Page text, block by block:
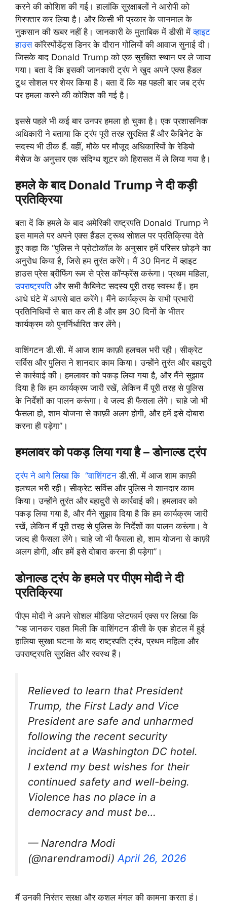
करने की कोशिश की गई। हालांकि सुरक्षाबलों ने आरोपी को
गिरफ्तार कर लिया है। और किसी भी प्रकार के जानमाल के
नुकसान की खबर नहीं है। जानकारी के मुताबिक में डीसी मेंव्हाइट
हाउसकॉरेस्पोंडेंट्स डिनर के दौरान गोलियों की आवाज सुनाई दी।
जिसके बाद Donald Trump को एक सुरक्षित स्थान पर ले जाया
गया। बता दें कि इसकी जानकारी ट्रंप ने खुद अपने एक्स हैंडल
टू्थ सोशल पर शेयर किया है। बता दें कि यह पहली बार जब ट्रंप
पर हमला करने की कोशिश की गई है।
इससे पहले भी कई बार उनपर हमला हो चुका है। एक प्रशासनिक
अधिकारी ने बताया कि ट्रंप पूरी तरह सुरक्षित हैं और कैबिनेट के
सदस्य भी ठीक हैं. वहीं, मौके पर मौजूद अधिकारियों के रेडियो
मैसेज के अनुसार एक संदिग्ध शूटर को हिरासत में ले लिया गया है।
हमले के बाद Donald Trump ने दी कड़ी
प्रतिक्रिया
बता दें कि हमले के बाद अमेरिकी राष्ट्रपति Donald Trump ने
इस मामले पर अपने एक्स हैंडल ट्रूथ सोशल पर प्रतिक्रिया देते
हुए कहा कि “पुलिस ने प्रोटोकॉल के अनुसार हमें परिसर छोड़ने का
अनुरोध किया है, जिसे हम तुरंत करेंगे। मैं 30 मिनट में व्हाइट
हाउस प्रेस ब्रीफिंग रूम से प्रेस कॉन्फ्रेंस करूंगा। प्रथम महिला,
उपराष्ट्रपति और सभी कैबिनेट सदस्य पूरी तरह स्वस्थ हैं। हम
आधे घंटे में आपसे बात करेंगे। मैंने कार्यक्रम के सभी प्रभारी
प्रतिनिधियों से बात कर ली है और हम 30 दिनों के भीतर
कार्यक्रम को पुनर्निर्धारित कर लेंगे।
वाशिंगटन डी.सी. में आज शाम काफ़ी हलचल भरी रही। सीक्रेट
सर्विस और पुलिस ने शानदार काम किया। उन्होंने तुरंत और बहादुरी
से कार्रवाई की। हमलावर को पकड़ लिया गया है, और मैंने सुझाव
दिया है कि हम कार्यक्रम जारी रखें, लेकिन मैं पूरी तरह से पुलिस
के निर्देशों का पालन करूंगा। वे जल्द ही फैसला लेंगे। चाहे जो भी
फैसला हो, शाम योजना से काफ़ी अलग होगी, और हमें इसे दोबारा
करना ही पड़ेगा”।
हमलावर को पकड़ लिया गया है – डोनाल्ड ट्रंप
ट्रंप ने आगे लिखा कि “वाशिंगटन डी.सी. में आज शाम काफ़ी
हलचल भरी रही। सीक्रेट सर्विस और पुलिस ने शानदार काम
किया। उन्होंने तुरंत और बहादुरी से कार्रवाई की। हमलावर को
पकड़ लिया गया है, और मैंने सुझाव दिया है कि हम कार्यक्रम जारी
रखें, लेकिन मैं पूरी तरह से पुलिस के निर्देशों का पालन करूंगा। वे
जल्द ही फैसला लेंगे। चाहे जो भी फैसला हो, शाम योजना से काफ़ी
अलग होगी, और हमें इसे दोबारा करना ही पड़ेगा”।
डोनाल्ड ट्रंप के हमले पर पीएम मोदी ने दी
प्रतिक्रिया
पीएम मोदी ने अपने सोशल मीडिया प्लेटफार्म एक्स पर लिखा कि
“यह जानकर राहत मिली कि वाशिंगटन डीसी के एक होटल में हुई
हालिया सुरक्षा घटना के बाद राष्ट्रपति ट्रंप, प्रथम महिला और
उपराष्ट्रपति सुरक्षित और स्वस्थ हैं।
Relieved to learn that President
Trump, the First Lady and Vice
President are safe and unharmed
following the recent security
incident at a Washington DC hotel.
I extend my best wishes for their
continued safety and well-being.
Violence has no place in a
democracy and must be…
— Narendra Modi
(@narendramodi) April 26, 2026
मैं उनकी निरंतर सुरक्षा और कुशल मंगल की कामना करता हूं।